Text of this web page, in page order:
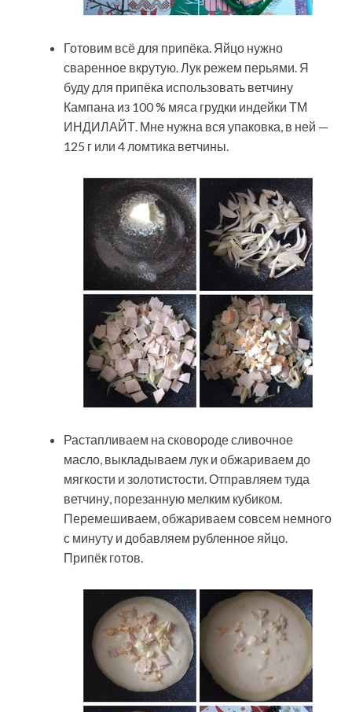
Готовим всё для припёка. Яйцо нужно
сваренное вкрутую. Лук режем перьями. Я
буду для припёка использовать ветчину
Кампана из 100 % мяса грудки индейки ТМ
ИНДИЛАЙТ. Мне нужна вся упаковка, в ней —
125 г или 4 ломтика ветчины.
Растапливаем на сковороде сливочное
масло, выкладываем лук и обжариваем до
мягкости и золотистости. Отправляем туда
ветчину, порезанную мелким кубиком.
Перемешиваем, обжариваем совсем немного
с минуту и добавляем рубленное яйцо.
Припёк готов.